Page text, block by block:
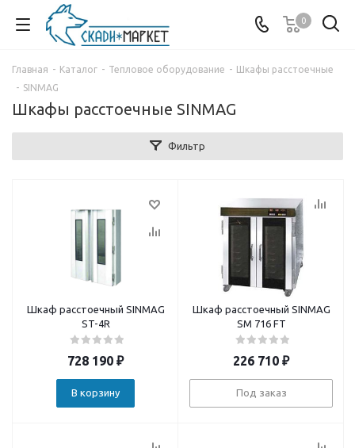
0
Главная - Каталог - Тепловое оборудование - Шкафы расстоечные
- SINMAG
Шкафы расстоечные SINMAG
Фильтр
Шкаф расстоечный SINMAG
ST-4R
728 190 ₽
В корзину
Шкаф расстоечный SINMAG
SM 716 FT
226 710 ₽
Под заказ